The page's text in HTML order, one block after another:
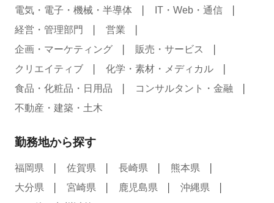
電気・電子・機械・半導体
IT・Web・通信
経営・管理部門
営業
企画・マーケティング
販売・サービス
クリエイティブ
化学・素材・メディカル
食品・化粧品・日用品
コンサルタント・金融
不動産・建築・土木
勤務地から探す
福岡県 佐賀県 長崎県
熊本県
大分県
宮崎県 鹿児島県
沖縄県